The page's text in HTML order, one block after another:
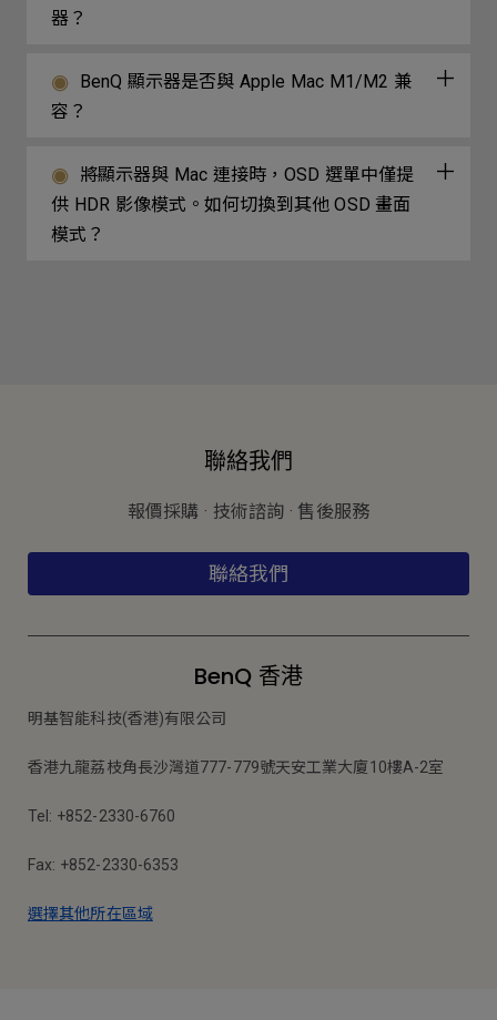
器？
BenQ 顯示器是否與 Apple Mac M1/M2 兼
容？
將顯示器與 Mac 連接時，OSD 選單中僅提
供 HDR 影像模式。如何切換到其他 OSD 畫面
模式？
聯絡我們
報價採購 · 技術諮詢 · 售後服務
聯絡我們
BenQ 香港
明基智能科技(香港)有限公司
香港九龍荔枝角長沙灣道777-779號天安工業大廈10樓A-2室
Tel: +852-2330-6760
Fax: +852-2330-6353
選擇其他所在區域